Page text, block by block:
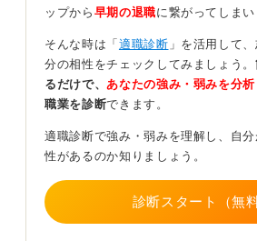
自分が興味を持てる道を選んで後
よう
現実的な就活戦略について、民間の選
受けていくことをおすすめします。こ
たり自己分析をブラッシュアップする
用できるからです。
ップから 早期の退職に繋がってしまい
そんな時は「 適職診断 」を活用して
分の相性をチェックしてみましょう。
るだけで、 あなたの強み・弱みを分析
職業を診断できます。
適職診断で強み・弱みを理解し、自
性があるのか知りましょう。
診断スタート（無料